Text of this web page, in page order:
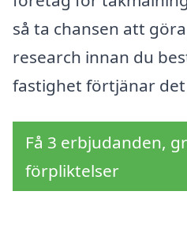
så ta chansen att
research innan du
fastighet förtjänar det
Få 3 erbjudanden,
förpliktelser